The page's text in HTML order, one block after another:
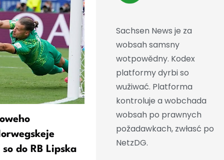
do RB Lipska
RB Lipskowy wrotar
přećehnje do Villarreala
Sachsen News je za
wobsah samsny
wotpowědny. Kodex
platformy dyrbi so
wužiwać. Platforma
kontroluje a wobchada
wobsah po prawnych
požadawkach, zwłasć po
NetzDG.